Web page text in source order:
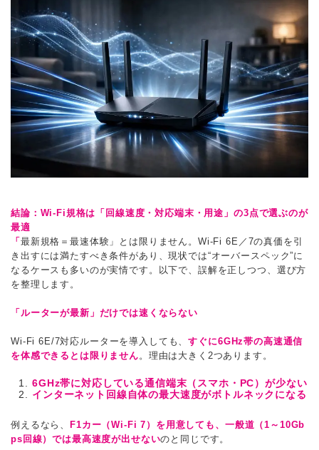
結論：Wi-Fi規格は「回線速度・対応端末・用途」の3点で選ぶのが
最適
「 最新規格＝最速体験」とは限りません。Wi-Fi 6E／7の真価を引
き出すには満たすべき条件があり、現状では“オーバースペック”に
なるケースも多いのが実情です。以下で、誤解を正しつつ、選び方
を整理します。
「ルーターが最新」だけでは速くならない
Wi-Fi 6E/7対応ルーターを導入しても、すぐに6GHz帯の高速通信
を体感できるとは限りません。理由は大きく2つあります。
6GHz帯に対応している通信端末（スマホ・PC）が少ない
インターネット回線自体の最大速度がボトルネックになる
例えるなら、
F1カー（Wi-Fi 7）を用意しても、一般道（1～10Gb
ps回線）では最高速度が出せないのと同じです。